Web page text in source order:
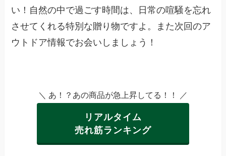
い！自然の中で過ごす時間は、日常の喧騒を忘れ
させてくれる特別な贈り物ですよ。また次回のア
ウトドア情報でお会いしましょう！
＼ あ！？あの商品が急上昇してる！！ ／
リアルタイム
売れ筋ランキング